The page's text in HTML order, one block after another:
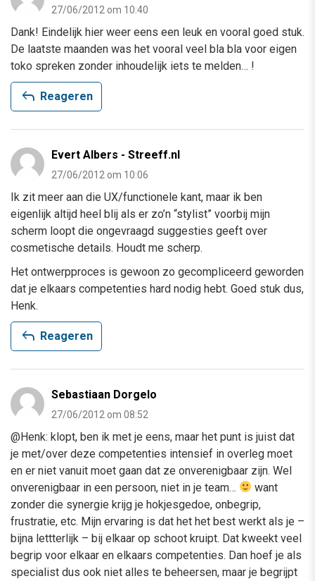
27/06/2012 om 10:40
Dank! Eindelijk hier weer eens een leuk en vooral goed stuk.
De laatste maanden was het vooral veel bla bla voor eigen
toko spreken zonder inhoudelijk iets te melden… !
reply Reageren
Evert Albers - Streeff.nl
27/06/2012 om 10:06
Ik zit meer aan die UX/functionele kant, maar ik ben
eigenlijk altijd heel blij als er zo’n “stylist” voorbij mijn
scherm loopt die ongevraagd suggesties geeft over
cosmetische details. Houdt me scherp.
Het ontwerpproces is gewoon zo gecompliceerd geworden
dat je elkaars competenties hard nodig hebt. Goed stuk dus,
Henk.
reply Reageren
Sebastiaan Dorgelo
27/06/2012 om 08:52
@Henk: klopt, ben ik met je eens, maar het punt is juist dat
je met/over deze competenties intensief in overleg moet
en er niet vanuit moet gaan dat ze onverenigbaar zijn. Wel
onverenigbaar in een persoon, niet in je team…
want
zonder die synergie krijg je hokjesgedoe, onbegrip,
frustratie, etc. Mijn ervaring is dat het het best werkt als je –
bijna lettterlijk – bij elkaar op schoot kruipt. Dat kweekt veel
begrip voor elkaar en elkaars competenties. Dan hoef je als
specialist dus ook niet alles te beheersen, maar je begrijpt